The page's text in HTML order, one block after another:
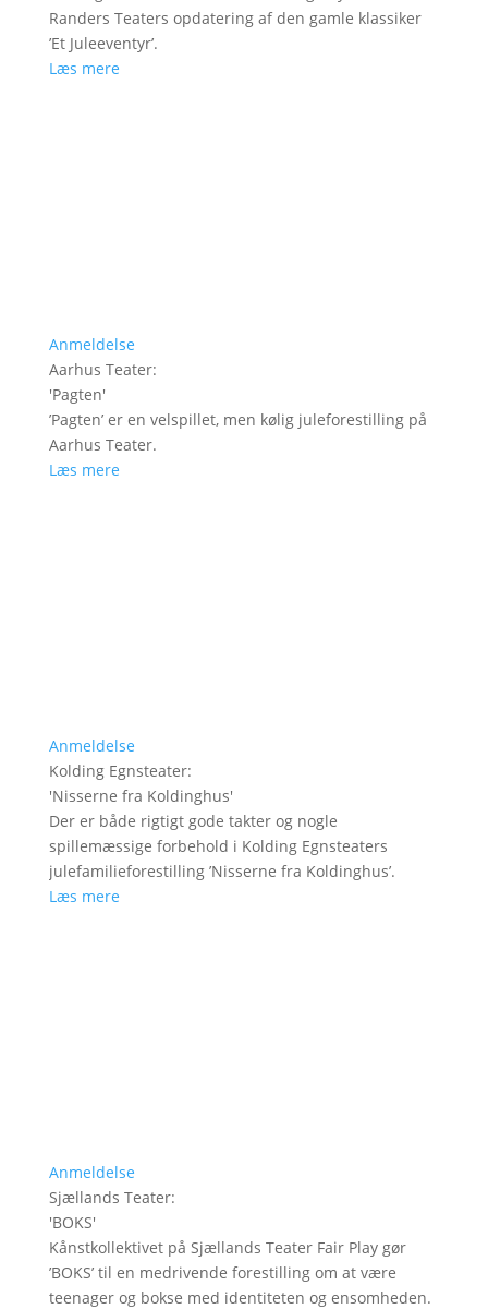
Randers Teaters opdatering af den gamle klassiker
’Et Juleeventyr’.
Læs mere
Anmeldelse
Aarhus Teater:
'Pagten'
’Pagten’ er en velspillet, men kølig juleforestilling på
Aarhus Teater.
Læs mere
Anmeldelse
Kolding Egnsteater:
'Nisserne fra Koldinghus'
Der er både rigtigt gode takter og nogle
spillemæssige forbehold i Kolding Egnsteaters
julefamilieforestilling ’Nisserne fra Koldinghus’.
Læs mere
Anmeldelse
Sjællands Teater:
'BOKS'
Kånstkollektivet på Sjællands Teater Fair Play gør
’BOKS’ til en medrivende forestilling om at være
teenager og bokse med identiteten og ensomheden.